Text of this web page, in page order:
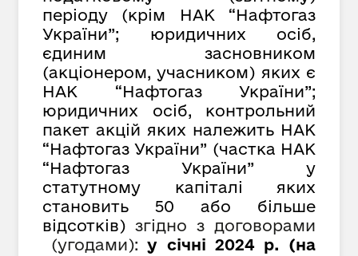
періоду (крім НАК “Нафтогаз
України”; юридичних осіб,
єдиним засновником
(акціонером, учасником) яких є
НАК “Нафтогаз України”;
юридичних осіб, контрольний
пакет акцій яких належить НАК
“Нафтогаз України” (частка НАК
“Нафтогаз України” у
статутному капіталі яких
становить 50 або більше
відсотків) згідно з договорами
(угодами):у січні 2024 р. (на